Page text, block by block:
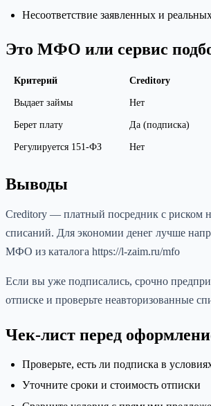
Несоответствие заявленных и
Это МФО или сервис
Критерий Creditory
Выдает займы Нет
Берет плату Да (подписка)
Регулируется 151-ФЗ Нет
Выводы
Creditory — платный посредник с риском
списаний. Для экономии денег лучше
МФО из каталога https://l-zaim.ru/mfo
Если вы уже подписались, срочно
отписке и проверьте неавторизованные
Чек-лист перед
Проверьте, есть ли подписка в
Уточните сроки и стоимость отписки